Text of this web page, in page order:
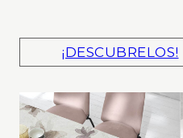
¡DESCUBRELOS!